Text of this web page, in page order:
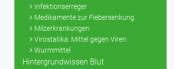
Infektionserreger
Medikamente zur Fiebersenkung
Milzerkrankungen
Virostatika: Mittel gegen Viren
Wurmmittel
Hintergrundwissen Blut